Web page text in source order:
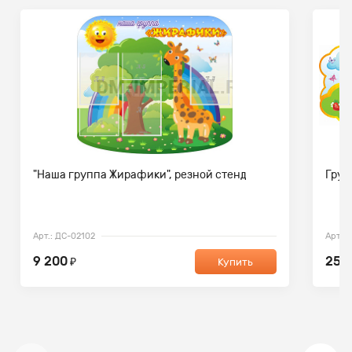
"Наша группа Жирафики", резной стенд
Арт.: ДС-02102
9 200₽ Купить
Арт.:
25